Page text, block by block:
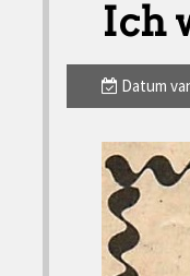
Ich
Datum